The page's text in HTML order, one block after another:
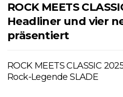
ROCK MEETS
Headliner und vier
präsentiert
ROCK MEETS CLASSIC
Rock-Legende SLADE